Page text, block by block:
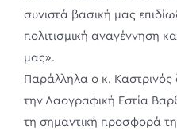
συνιστά βασική μας
πολιτισμική αναγέννηση
μας».
Παράλληλα ο κ. Καστρινός
την Λαογραφική Εστία
τη σημαντική προσφορά